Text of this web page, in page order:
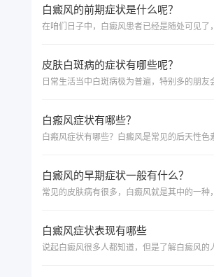
白癜风的前期症状是什么呢？
皮肤白斑病的症状有哪些呢？
白瘢风症状有哪些？
白癜风的早期症状一般有什么？
白癜风症状表现有哪些